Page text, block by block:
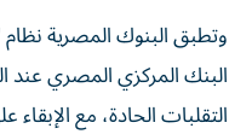
وتطبق البنوك المصرية
البنك المركزي المصري
التقلبات الحادة، مع